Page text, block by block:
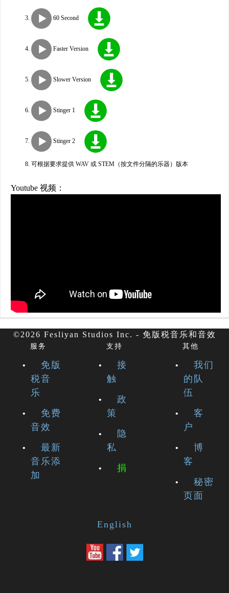
60 Second
Faster Version
Slower Version
Stinger 1
Stinger 2
可根据要求提供 WAV 或 STEM（按文件分隔的乐器）版本
Youtube 视频：
©2026 Fesliyan Studios Inc. - 免版税音乐和音效
服务
免版
税音
乐
免费
音效
最新
音乐添
加
支持
接
触
政
策
隐
私
捐
其他
我们
的队
伍
客
户
博
客
秘密
页面
English